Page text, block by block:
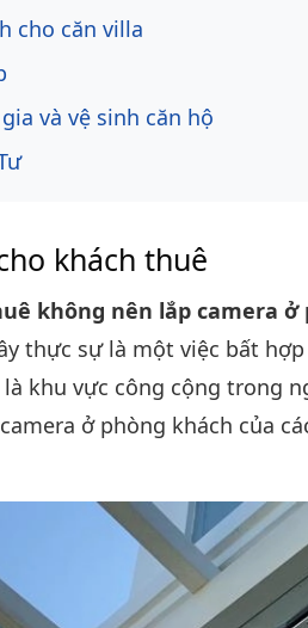
cho căn villa
và vệ sinh căn hộ
khách thuê
không nên lắp camera ở
thực sự là một việc bất
khu vực công cộng trong
ở phòng khách của